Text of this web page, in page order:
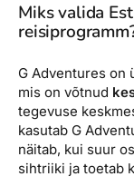
Miks valida
G Adventures on
mis on võtnud
tegevuse
kasutab G
näitab, kui suur
sihtriiki ja toetab